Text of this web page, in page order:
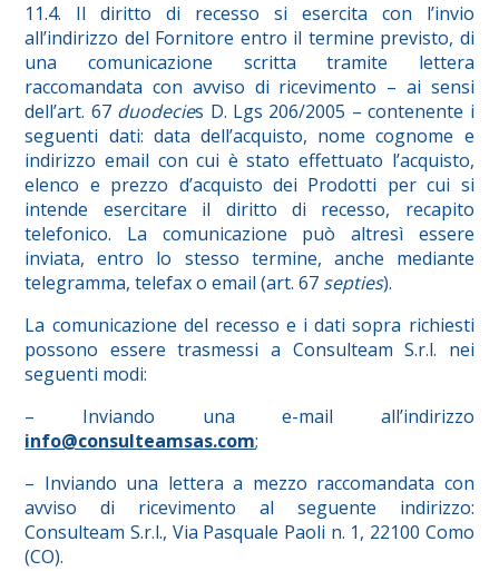
11.4. Il diritto di recesso si esercita con l’invio
all’indirizzo del Fornitore entro il termine previsto, di
una comunicazione scritta tramite lettera
raccomandata con avviso di ricevimento – ai sensi
dell’art. 67 duodecies D. Lgs 206/2005 – contenente i
seguenti dati: data dell’acquisto, nome cognome e
indirizzo email con cui è stato effettuato l’acquisto,
elenco e prezzo d’acquisto dei Prodotti per cui si
intende esercitare il diritto di recesso, recapito
telefonico. La comunicazione può altresì essere
inviata, entro lo stesso termine, anche mediante
telegramma, telefax o email (art. 67 septies).
La comunicazione del recesso e i dati sopra richiesti
possono essere trasmessi a Consulteam S.r.l. nei
seguenti modi:
– Inviando una e-mail all’indirizzo
info@consulteamsas.com;
– Inviando una lettera a mezzo raccomandata con
avviso di ricevimento al seguente indirizzo:
Consulteam S.r.l., Via Pasquale Paoli n. 1, 22100 Como
(CO).